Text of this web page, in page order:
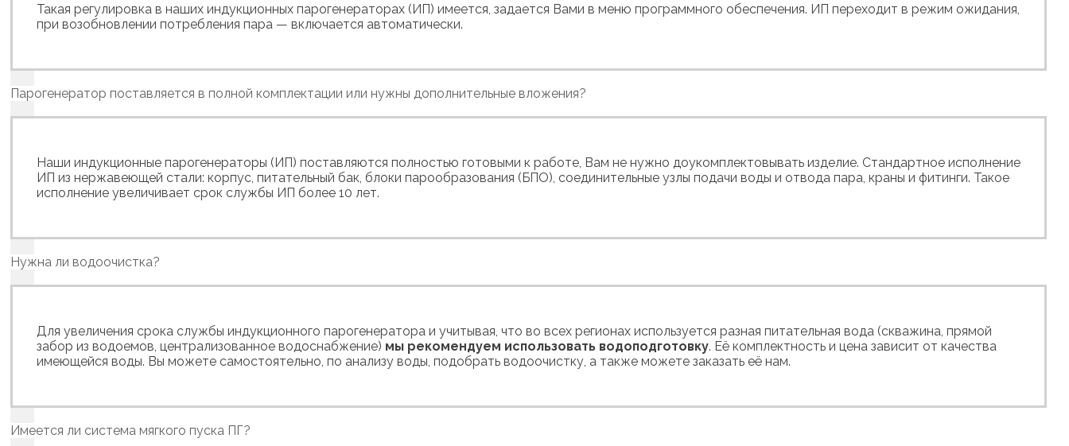
Такая регулировка в наших индукционных парогенераторах (ИП) имеется, задается Вами в меню программного обеспечения. ИП переходит в режим ожидания,
при возобновлении потребления пара — включается автоматически.
Парогенератор поставляется в полной комплектации или нужны дополнительные вложения?
Наши индукционные парогенераторы (ИП) поставляются полностью готовыми к работе, Вам не нужно доукомплектовывать изделие. Стандартное исполнение
ИП из нержавеющей стали: корпус, питательный бак, блоки парообразования (БПО), соединительные узлы подачи воды и отвода пара, краны и фитинги. Такое
исполнение увеличивает срок службы ИП более 10 лет.
Нужна ли водоочистка?
Для увеличения срока службы индукционного парогенератора и учитывая, что во всех регионах используется разная питательная вода (скважина, прямой
забор из водоемов, централизованное водоснабжение) мы рекомендуем использовать водоподготовку. Её комплектность и цена зависит от качества
имеющейся воды. Вы можете самостоятельно, по анализу воды, подобрать водоочистку, а также можете заказать её нам.
Имеется ли система мягкого пуска ПГ?